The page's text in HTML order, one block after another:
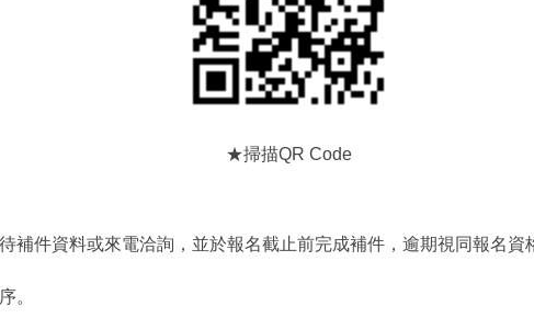
★掃描QR Code
補件資料或來電洽詢，並於報名截止前完成補件，逾期視同報名資
。